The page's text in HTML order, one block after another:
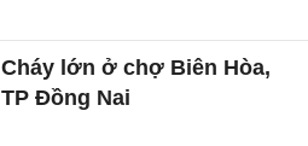
Cháy lớn ở chợ Biên Hòa,
TP Đồng Nai